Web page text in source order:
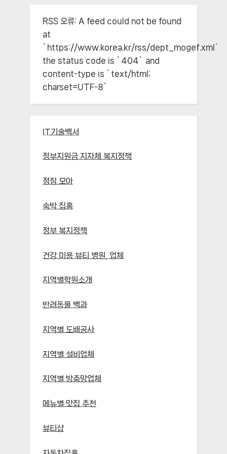
RSS 오류: A feed could not be found
at
`https://www.korea.kr/rss/dept_mogef.xml`;
the status code is `404` and
content-type is `text/html;
charset=UTF-8`
IT기술백서
정부지원금 지자체 복지정책
점짐 모아
숙박 집홈
정부 복지정책
건강 미용 뷰티 병원, 업체
지역별학원소개
반려동물 백과
지역별 도배공사
지역별 설비업체
지역별 방충망업체
메뉴별 맛집 추천
뷰티샵